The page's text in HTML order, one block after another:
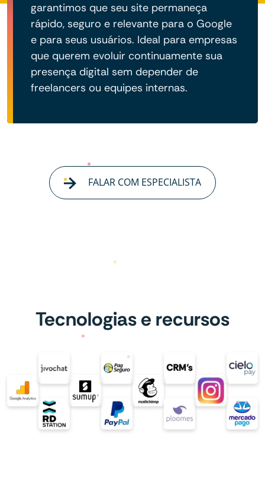
garantimos que seu site permaneça
rápido, seguro e relevante para o Google
e para seus usuários. Ideal para empresas
que querem evoluir continuamente sua
presença digital sem depender de
freelancers ou equipes internas.
FALAR COM ESPECIALISTA
Tecnologias e recursos